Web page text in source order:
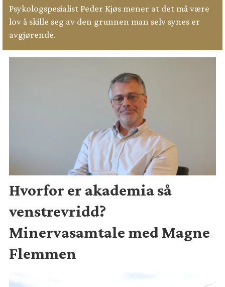
Psykologspesialist Peder Kjøs mener at det må være
lov å skille seg av den grunnen man selv synes er
avgjørende.
Hvorfor er akademia så
venstrevridd?
Minervasamtale med Magne
Flemmen